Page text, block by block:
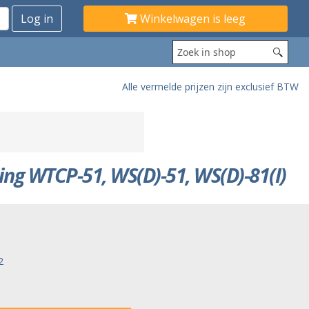
Winkelwagen is leeg
Alle vermelde prijzen zijn exclusief BTW
WTCP-51, WS(D)-51, WS(D)-81(I)